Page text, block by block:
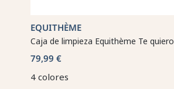
EQUITHÈME
Caja de limpieza Equithème Te quiero
79,99 €
4 colores